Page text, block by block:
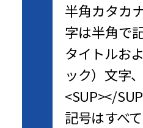
半角カタカ
字は半角で
タイトルお
ック）文字
<SUP></
記号はすべ